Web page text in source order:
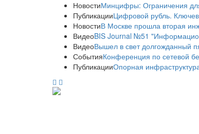
НовостиМинцифры: Ограничения
ПубликацииЦифровой рубль.
НовостиВ Москве прошла вторая
ВидеоBIS Journal №51
ВидеоВышел в свет долгожданный
СобытияКонференция по сетевой
ПубликацииОпорная